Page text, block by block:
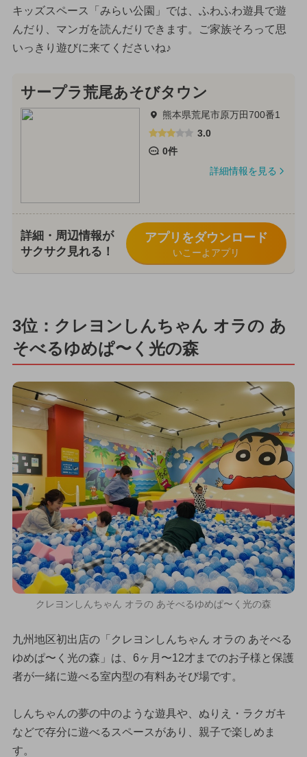
キッズスペース「みらい公園」では、ふわふわ遊具で遊
んだり、マンガを読んだりできます。ご家族そろって思
いっきり遊びに来てくださいね♪
サープラ荒尾あそびタウン
熊本県荒尾市原万田700番1
3.0
0件
詳細情報を見る
詳細・周辺情報が
サクサク見れる！
アプリをダウンロード
いこーよアプリ
3位：クレヨンしんちゃん オラの あ
そべるゆめぱ〜く光の森
クレヨンしんちゃん オラの あそべるゆめぱ〜く光の森
九州地区初出店の「クレヨンしんちゃん オラの あそべる
ゆめぱ〜く光の森」は、6ヶ月〜12才までのお子様と保護
者が一緒に遊べる室内型の有料あそび場です。
しんちゃんの夢の中のような遊具や、ぬりえ・ラクガキ
などで存分に遊べるスペースがあり、親子で楽しめま
す。